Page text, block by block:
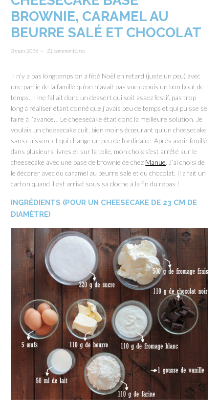
BROWNIE, CARAMEL AU
BEURRE SALÉ ET CHOCOLAT
3 mars 2016 21 commentaires
Il n’y a pas longtemps on a fêté Noël en retard (juste un peu) avec
une partie de la famille qu’on n’avait pas vue depuis un bon bout de
temps. Il me fallait donc un dessert qui soit assez festif, pas trop
long à réaliser étant donné que j’avais peu de temps et qui puisse se
faire à l’avance… Le cheesecake était donc la meilleure solution. Je
voulais un cheesecake cuit, bien moins écœurant qu’un cheesecake
sans cuisson, et qui change un peu de l’ordinaire. Après avoir fouillé
dans plusieurs livres et sur la toile, mon choix s’est arrêté sur le
cheesecake avec une base de brownie de chez Manue. J’ai choisi de
le décorer avec du caramel au beurre salé et du chocolat. Il a fait un
carton quand il est arrivé sous sa cloche à la fin du repas !
INGRÉDIENTS (POUR UN CHEESECAKE DE 23 CM DE
DIAMÈTRE)